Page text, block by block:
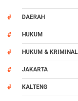
DAERAH
HUKUM
HUKUM & KRIMINAL
JAKARTA
KALTENG